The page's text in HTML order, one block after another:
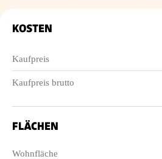
KOSTEN
Kaufpreis
Kaufpreis brutto
FLÄCHEN
Wohnfläche